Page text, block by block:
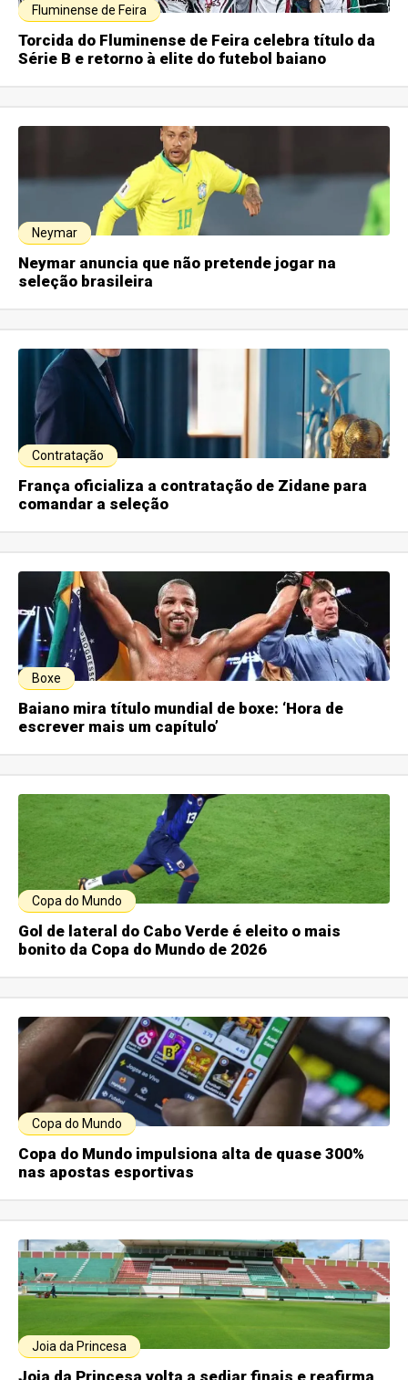
Fluminense de Feira
Torcida do Fluminense de Feira celebra título da
Série B e retorno à elite do futebol baiano
Neymar
Neymar anuncia que não pretende jogar na
seleção brasileira
Contratação
França oficializa a contratação de Zidane para
comandar a seleção
Boxe
Baiano mira título mundial de boxe: ‘Hora de
escrever mais um capítulo’
Copa do Mundo
Gol de lateral do Cabo Verde é eleito o mais
bonito da Copa do Mundo de 2026
Copa do Mundo
Copa do Mundo impulsiona alta de quase 300%
nas apostas esportivas
Joia da Princesa
Joia da Princesa volta a sediar finais e reafirma